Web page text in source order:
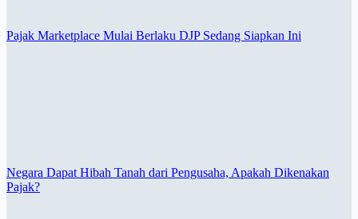
Pajak Marketplace Mulai Berlaku DJP Sedang Siapkan Ini
Negara Dapat Hibah Tanah dari Pengusaha, Apakah Dikenakan
Pajak?